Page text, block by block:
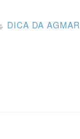
DICA DA AGMAR